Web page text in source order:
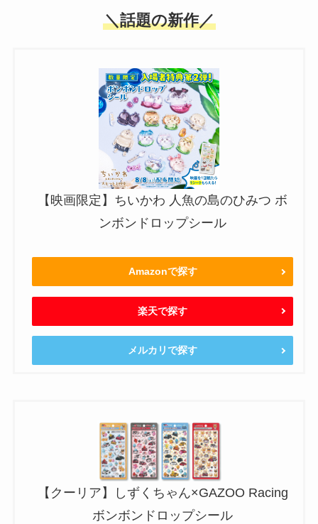
＼話題の新作／
【映画限定】ちいかわ 人魚の島のひみつ ボ
ンボンドロップシール
Amazonで探す
楽天で探す
メルカリで探す
【クーリア】しずくちゃん×GAZOO Racing
ボンボンドロップシール